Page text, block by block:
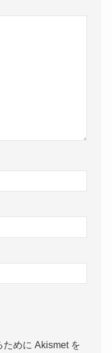
めに Akismet を